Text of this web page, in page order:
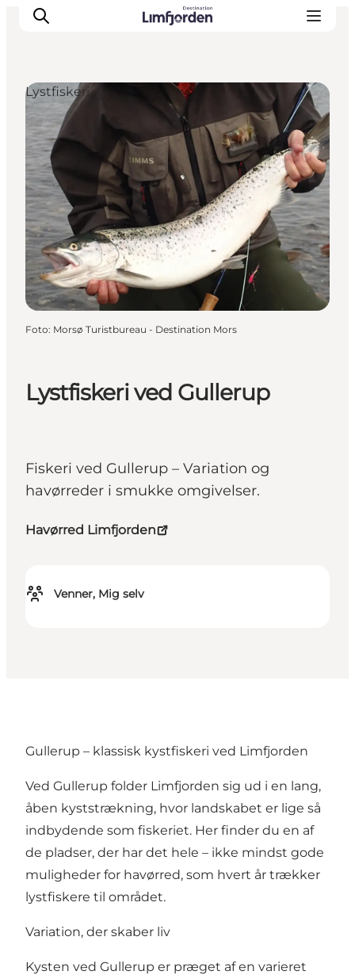
Lystfiskeri ved Gullerup
Fiskeri ved Gullerup – Variation og
havørreder i smukke omgivelser.
Havørred Limfjorden
Venner, Mig selv
Lystfiskeri
Foto: Morsø Turistbureau - Destination Mors
Gullerup – klassisk kystfiskeri ved Limfjorden
Ved Gullerup folder Limfjorden sig ud i en lang,
åben kyststrækning, hvor landskabet er lige så
indbydende som fiskeriet. Her finder du en af
de pladser, der har det hele – ikke mindst gode
muligheder for havørred, som hvert år trækker
lystfiskere til området.
Variation, der skaber liv
Kysten ved Gullerup er præget af en varieret